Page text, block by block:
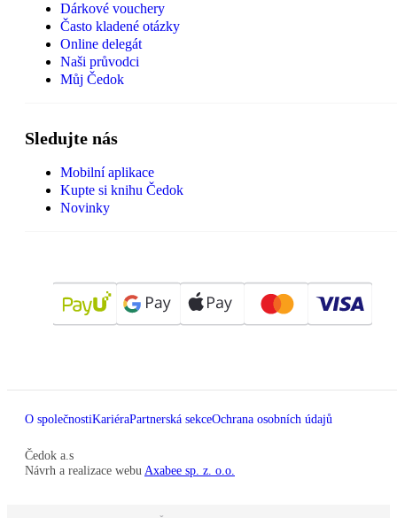
Dárkové vouchery
Často kladené otázky
Online delegát
Naši průvodci
Můj Čedok
Sledujte nás
Mobilní aplikace
Kupte si knihu Čedok
Novinky
O společnostiKariéraPartnerská sekceOchrana osobních údajů
Čedok a.s
Návrh a realizace webu Axabee sp. z. o.o.